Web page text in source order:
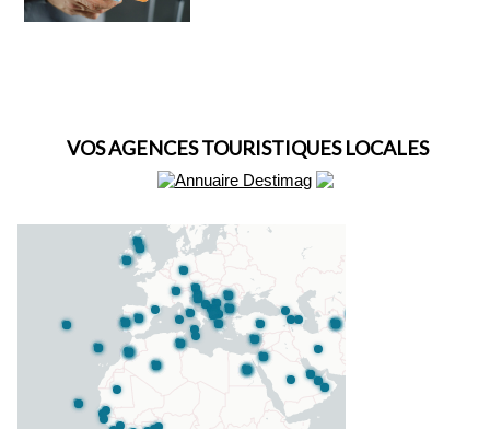
VOS AGENCES TOURISTIQUES LOCALES